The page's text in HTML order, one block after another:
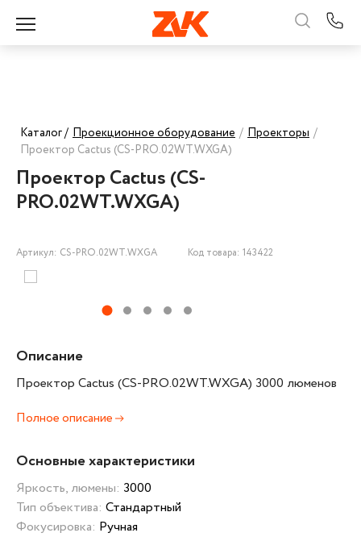
Каталог / Проекционное оборудование / Проекторы /
Проектор Cactus (CS-PRO.02WT.WXGA)
Проектор Cactus (CS-
PRO.02WT.WXGA)
Артикул: CS-PRO.02WT.WXGA Код товара: 143422
Описание
Проектор Cactus (CS-PRO.02WT.WXGA) 3000 люменов
Полное описание
Основные характеристики
Яркость, люмены: 3000
Тип объектива: Стандартный
Фокусировка: Ручная